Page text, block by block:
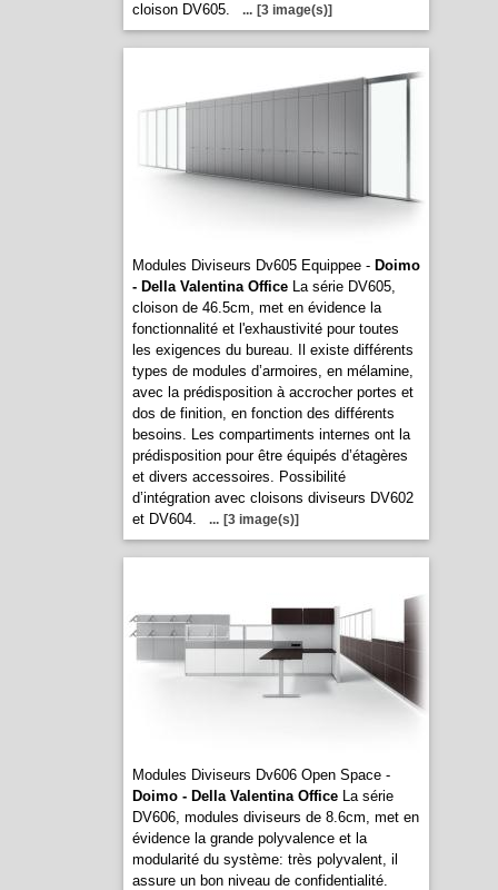
cloison DV605.
... [3 image(s)]
Modules Diviseurs Dv605 Equippee - Doimo
- Della Valentina OfficeLa série DV605,
cloison de 46.5cm, met en évidence la
fonctionnalité et l'exhaustivité pour toutes
les exigences du bureau. Il existe différents
types de modules d’armoires, en mélamine,
avec la prédisposition à accrocher portes et
dos de finition, en fonction des différents
besoins. Les compartiments internes ont la
prédisposition pour être équipés d’étagères
et divers accessoires. Possibilité
d’intégration avec cloisons diviseurs DV602
et DV604.
... [3 image(s)]
Modules Diviseurs Dv606 Open Space -
Doimo - Della Valentina OfficeLa série
DV606, modules diviseurs de 8.6cm, met en
évidence la grande polyvalence et la
modularité du système: très polyvalent, il
assure un bon niveau de confidentialité.